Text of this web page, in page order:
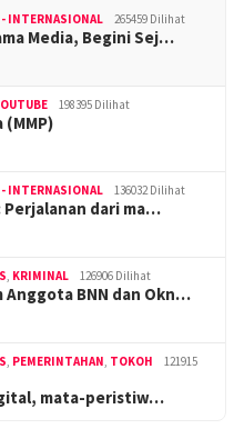
INTERNASIONAL 265459 Dilihat
Media, Begini Sej…
198395 Dilihat
INTERNASIONAL 136032 Dilihat
dari ma…
, KRIMINAL 126906 Dilihat
Anggota BNN dan Okn…
, PEMERINTAHAN, TOKOH
121915
mata-peristiw…